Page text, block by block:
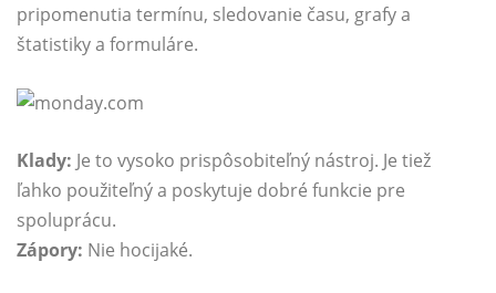
pripomenutia termínu, sledovanie času, grafy a
štatistiky a formuláre.
Klady: Je to vysoko prispôsobiteľný nástroj. Je tiež
ľahko použiteľný a poskytuje dobré funkcie pre
spoluprácu.
Zápory: Nie hocijaké.